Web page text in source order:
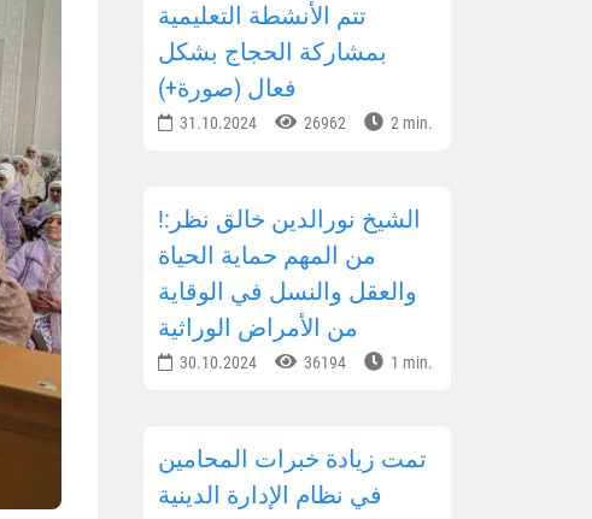
تتم الأنشطة التعليمية
بمشاركة الحجاج بشكل
فعال (صورة+)
31.10.2024 26962 2 min.
!الشيخ نورالدين خالق نظر:
من المهم حماية الحياة
والعقل والنسل في الوقاية
من الأمراض الوراثية
30.10.2024 36194 1 min.
تمت زيادة خبرات المحامين
في نظام الإدارة الدينية